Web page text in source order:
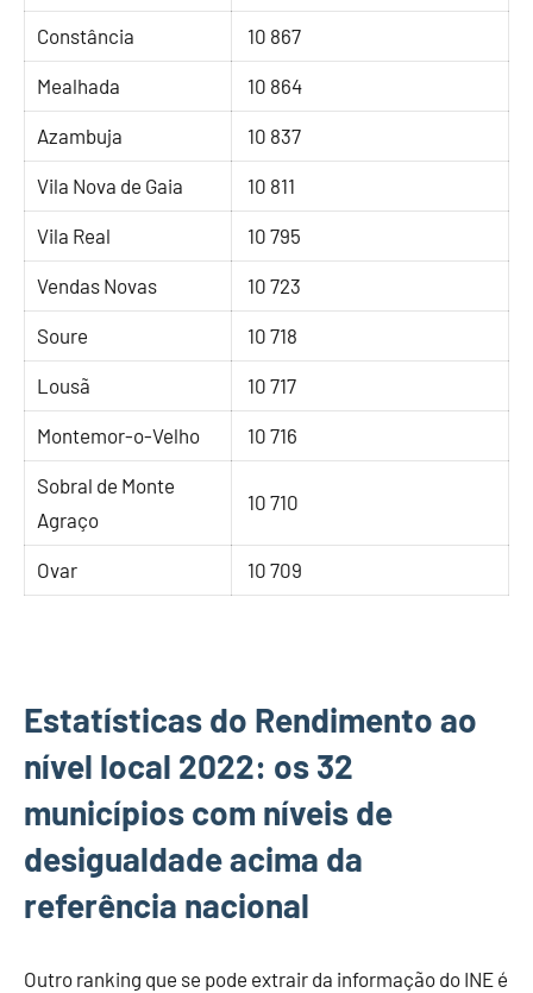
Constância 10 867
Mealhada 10 864
Azambuja 10 837
Vila Nova de Gaia 10 811
Vila Real 10 795
Vendas Novas 10 723
Soure 10 718
Lousã 10 717
Montemor-o-Velho 10 716
Sobral de Monte
Agraço
10 710
Ovar 10 709
Estatísticas do Rendimento ao
nível local 2022: os 32
municípios com níveis de
desigualdade acima da
referência nacional
Outro ranking que se pode extrair da informação do INE é